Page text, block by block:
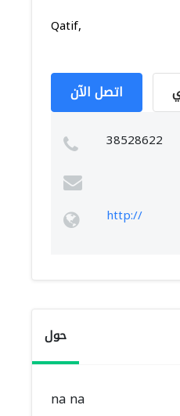
Qatif,
اتصل الآن
38528622
http://
حول
na na